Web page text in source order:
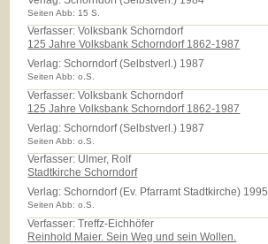
Seiten Abb: 15 S.
Verfasser: Volksbank Schorndorf
125 Jahre Volksbank Schorndorf 1862-1987
Verlag:Schorndorf (Selbstverl.) 1987
Seiten Abb: o.S.
Verfasser: Volksbank Schorndorf
125 Jahre Volksbank Schorndorf 1862-1987
Verlag:Schorndorf (Selbstverl.) 1987
Seiten Abb: o.S.
Verfasser: Ulmer, Rolf
Stadtkirche Schorndorf
Verlag:Schorndorf (Ev. Pfarramt Stadtkirche) 1995
Seiten Abb: o.S.
Verfasser: Treffz-Eichhöfer
Reinhold Maier. Sein Weg und sein Wollen.